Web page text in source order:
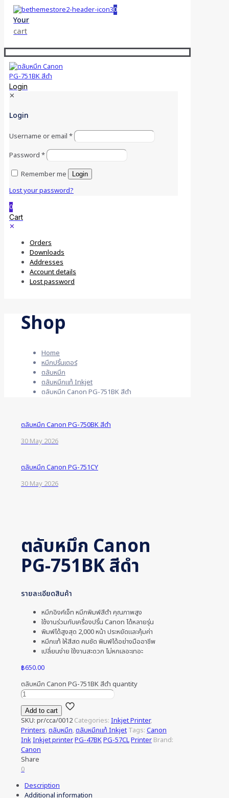
0
Your
cart
Login
✕
Login
Username or email *
Password *
Remember me
Login
Lost your password?
0
Cart
✕
Orders
Downloads
Addresses
Account details
Lost password
Shop
Home
หมึกปริ้นเตอร์
ตลับหมึก
ตลับหมึกแท้ Inkjet
ตลับหมึก Canon PG-751BK สีดำ
ตลับหมึก Canon PG-750BK สีดำ
30 May 2026
ตลับหมึก Canon PG-751CY
30 May 2026
ตลับหมึก Canon
PG-751BK สีดำ
รายละเอียดสินค้า
หมึกอิงค์เจ็ท หมึกพิมพ์สีดำ คุณภาพสูง
ใช้งานร่วมกับเครื่องปริ้น Canon ได้หลายรุ่น
พิมพ์ได้สูงสุด 2,000 หน้า ประหยัดและคุ้มค่า
หมึกแท้ ให้สีสด คมชัด พิมพ์ได้อย่างมืออาชีพ
เปลี่ยนง่าย ใช้งานสะดวก ไม่หกเลอะเทอะ
฿650.00
ตลับหมึก Canon PG-751BK สีดำ quantity
Add to cart
SKU: pr/cca/0012 Categories: Inkjet Printer,
Printers,ตลับหมึก,ตลับหมึกแท้ Inkjet Tags: Canon
InkInkjet printerPG-47BKPG-57CLPrinter Brand:
Canon
Share
0
Description
Additional information